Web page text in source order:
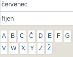
červenec
říjen
A B C Č D E F G
V W X Y Z Ž